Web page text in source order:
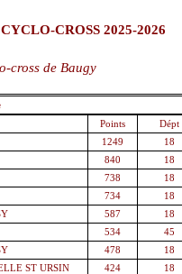
CROSS 2025-2026
cross de Baugy
Points Dépt
1249 18
840 18
738 18
734 18
587 18
534 45
478 18
ST URSIN 424 18